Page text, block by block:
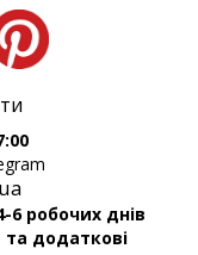
6 робочих днів
та додаткові